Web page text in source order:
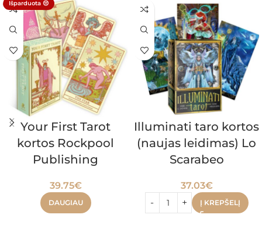
Išparduota 😔
Your First Tarot
kortos Rockpool
Publishing
39.75€
DAUGIAU
Illuminati taro kortos
(naujas leidimas) Lo
Scarabeo
37.03€
Į KREPŠELĮ